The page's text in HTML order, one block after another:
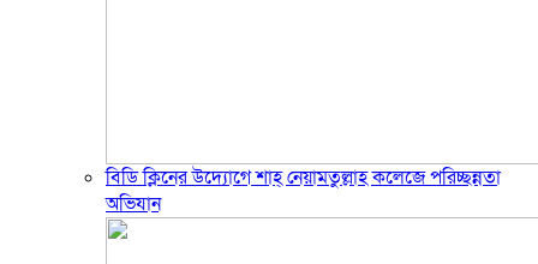
বিডি ক্লিনের উদ্যোগে শাহ্ নেয়ামতুল্লাহ কলেজে পরিচ্ছন্নতা
অভিযান